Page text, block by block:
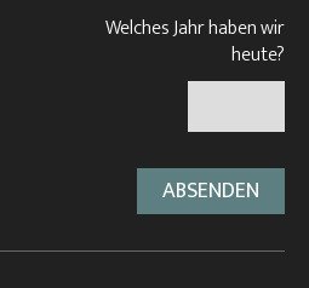
Welches Jahr haben wir
heute?